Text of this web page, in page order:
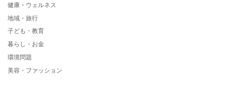
健康・ウェルネス
地域・旅行
子ども・教育
暮らし・お金
環境問題
美容・ファッション